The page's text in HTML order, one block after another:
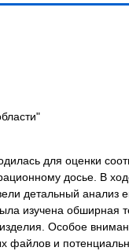
для оценки
досье. В
детальный анализ
изучена обширная
Особое
файлов и